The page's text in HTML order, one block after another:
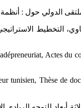
الدولي حول : أنظمة
Actes du
tunisien, Thèse de